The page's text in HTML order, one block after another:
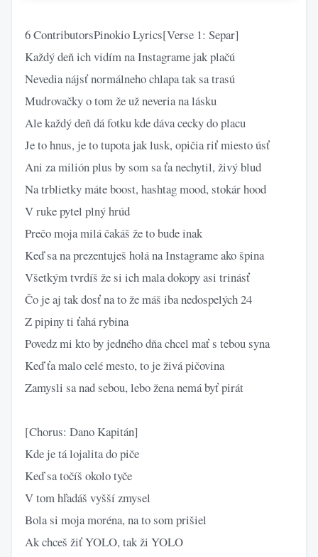
6 ContributorsPinokio Lyrics[Verse 1: Separ]
Každý deň ich vidím na Instagrame jak plačú
Nevedia nájsť normálneho chlapa tak sa trasú
Mudrovačky o tom že už neveria na lásku
Ale každý deň dá fotku kde dáva cecky do placu
Je to hnus, je to tupota jak lusk, opičia riť miesto úsť
Ani za milión plus by som sa ťa nechytil, živý blud
Na trblietky máte boost, hashtag mood, stokár hood
V ruke pytel plný hrúd
Prečo moja milá čakáš že to bude inak
Keď sa na prezentuješ holá na Instagrame ako špina
Všetkým tvrdíš že si ich mala dokopy asi trinásť
Čo je aj tak dosť na to že máš iba nedospelých 24
Z pipiny ti ťahá rybina
Povedz mi kto by jedného dňa chcel mať s tebou syna
Keď ťa malo celé mesto, to je živá pičovina
Zamysli sa nad sebou, lebo žena nemá byť pirát
[Chorus: Dano Kapitán]
Kde je tá lojalita do piče
Keď sa točíš okolo tyče
V tom hľadáš vyšší zmysel
Bola si moja moréna, na to som prišiel
Ak chceš žiť YOLO, tak ži YOLO